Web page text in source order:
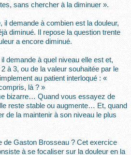
sans chercher à la diminuer ».
il demande à combien est la douleur,
diminué. Il repose la question trente
a encore diminué.
demande à quel niveau elle est et,
à 3, ou de la valeur souhaitée par le
au patient interloqué : «
là ? »
bizarre… Quand vous essayez de
reste stable ou augmente… Et, quand
de la maintenir à son niveau le plus
de Gaston Brosseau ? Cet exercice
à se focaliser sur la douleur en la